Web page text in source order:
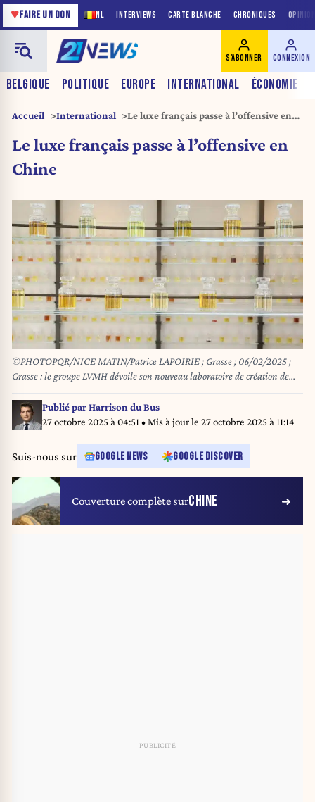
NL INTERVIEWS CARTE BLANCHE CHRONIQUES
♥FAIRE UN DON
BELGIQUE POLITIQUE EUROPE INTERNATIONAL ÉCONOMIE
S'ABONNER CONNEXION
Accueil International
Le luxe français passe à l’offensive en
Le luxe français passe à l’offensive en
Chine
©PHOTOPQR/NICE MATIN/Patrice LAPOIRIE ; Grasse ; 06/02/2025 ;
Grasse : le groupe LVMH dévoile son nouveau laboratoire de création de
parfums interview du "nez" Jacques Cavallier Belletrud aux "Fontaines
parfumées" Le numéro un mondial du luxe LVMH a inauguré jeudi un
centre de création partagé par les maisons Louis Vuitton et Dior dans une
de la parfumerie. Le lieu, "Les Fontaines Parfumées", du nom d'une
ancienne parfumerie grassoise, est un ancien domaine agricole, demeure
de campagne devenue atelier de parfumerie en 1848 puis parfumerie
ouverte à la vente au public au début du 20e siècle. Somptueusement
rénovée depuis 2013, cette bastide provençale sera désormais le refuge des
deux maîtres-parfumeurs, Jacques Cavallier Belletrud, "nez" de Louis
Publié parHarrison du Bus
27 octobre 2025 à 04:51 • Mis à jour le 27 octobre 2025 à 11:14
Suis-nous sur GOOGLE NEWS GOOGLE DISCOVER
Couverture complète surCHINE